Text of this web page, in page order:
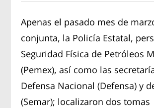
Apenas el pasado mes de
conjunta, la Policía Estatal,
Seguridad Física de Petróleos
(Pemex), así como las
Defensa Nacional (Defensa) y
(Semar); localizaron dos tomas